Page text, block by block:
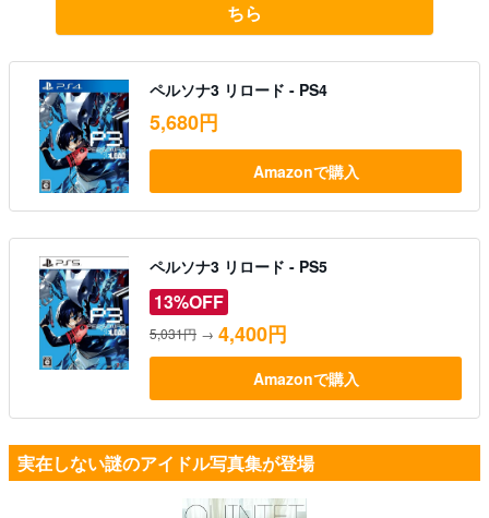
ちら
ペルソナ3 リロード - PS4
5,680円
Amazonで購入
ペルソナ3 リロード - PS5
13%OFF
5,031円 → 4,400円
Amazonで購入
実在しない謎のアイドル写真集が登場